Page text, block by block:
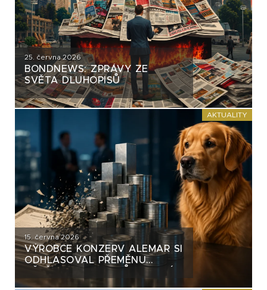
25. června 2026
BONDNEWS: ZPRÁVY ZE
SVĚTA DLUHOPISŮ
AKTUALITY
15. června 2026
VÝROBCE KONZERV ALEMAR SI
ODHLASOVAL PŘEMĚNU
VĚTŠINY DLUHOPISŮ. VZNIKÁ
NA TRHU NEBEZPEČNÝ